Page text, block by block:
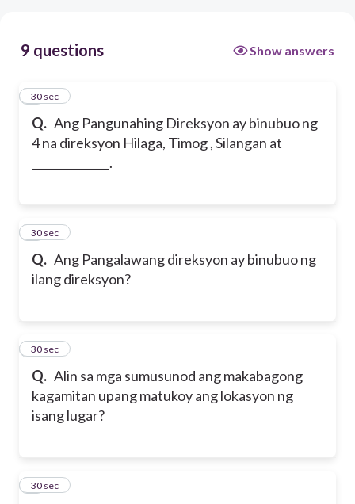
9 questions Show answers
Q. Ang Pangunahing Direksyon ay binubuo ng
4 na direksyon Hilaga, Timog , Silangan at
______________.
1
30 sec
Q. Ang Pangalawang direksyon ay binubuo ng
ilang direksyon?
2
30 sec
Q. Alin sa mga sumusunod ang makabagong
kagamitan upang matukoy ang lokasyon ng
isang lugar?
3
30 sec
4
30 sec